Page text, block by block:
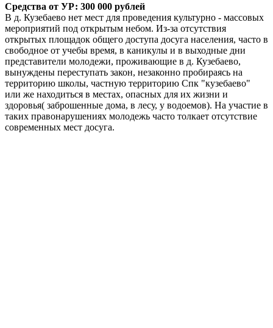
Средства от УР: 300 000 рублей
В д. Кузебаево нет мест для проведения культурно - массовых
мероприятий под открытым небом. Из-за отсутствия
открытых площадок общего доступа досуга населения, часто в
свободное от учебы время, в каникулы и в выходные дни
представители молодежи, проживающие в д. Кузебаево,
вынуждены переступать закон, незаконно пробираясь на
территорию школы, частную территорию Спк "кузебаево"
или же находиться в местах, опасных для их жизни и
здоровья( заброшенные дома, в лесу, у водоемов). На участие в
таких правонарушениях молодежь часто толкает отсутствие
современных мест досуга.